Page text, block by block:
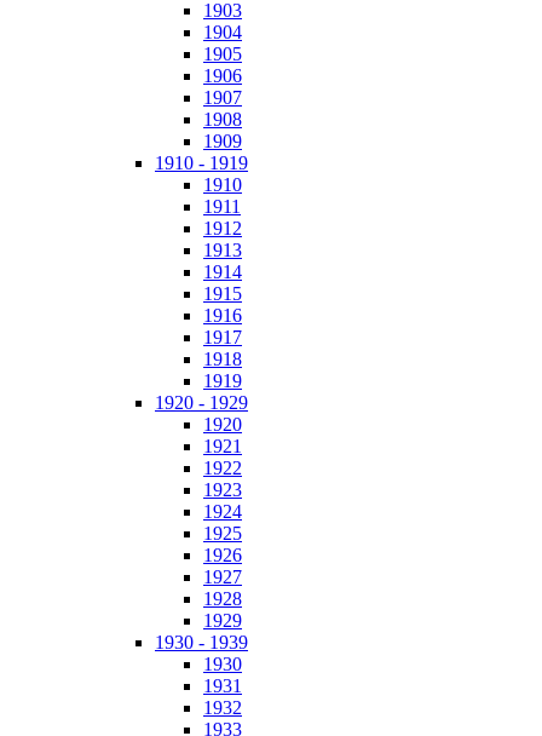
1903
1904
1905
1906
1907
1908
1909
1910 - 1919
1910
1911
1912
1913
1914
1915
1916
1917
1918
1919
1920 - 1929
1920
1921
1922
1923
1924
1925
1926
1927
1928
1929
1930 - 1939
1930
1931
1932
1933